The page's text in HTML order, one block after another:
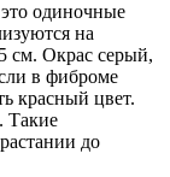
одиночные
на
см. Окрас серый,
в фиброме
красный цвет.
Такие
до